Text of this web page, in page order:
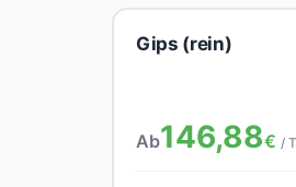
Gips (rein)
Ab146,88€ /